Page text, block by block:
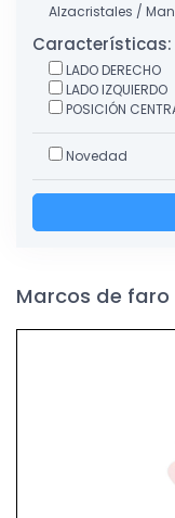
Alzacristales /
Características:
LADO DERECHO
LADO IZQUIERDO
POSICIÓN
Novedad
Marcos de faro